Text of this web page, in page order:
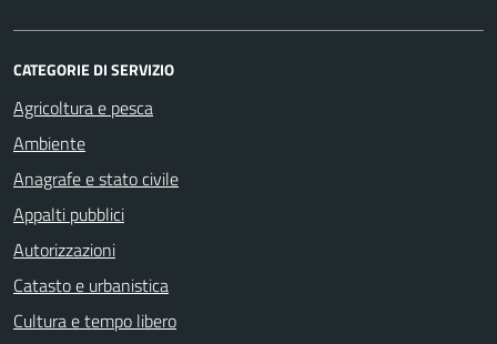
CATEGORIE DI SERVIZIO
Agricoltura e pesca
Ambiente
Anagrafe e stato civile
Appalti pubblici
Autorizzazioni
Catasto e urbanistica
Cultura e tempo libero